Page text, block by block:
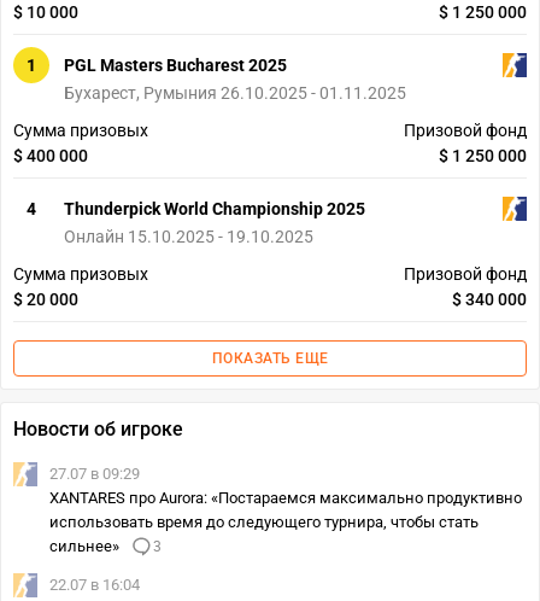
$ 10 000
$ 1 250 000
1
PGL Masters Bucharest 2025
Бухарест, Румыния 26.10.2025 - 01.11.2025
Сумма призовых
$ 400 000
Призовой фонд
$ 1 250 000
4
Thunderpick World Championship 2025
Онлайн 15.10.2025 - 19.10.2025
Сумма призовых
$ 20 000
Призовой фонд
$ 340 000
ПОКАЗАТЬ ЕЩЕ
Новости об игроке
27.07 в 09:29
XANTARES про Aurora: «Постараемся максимально продуктивно
использовать время до следующего турнира, чтобы стать
сильнее»
3
22.07 в 16:04